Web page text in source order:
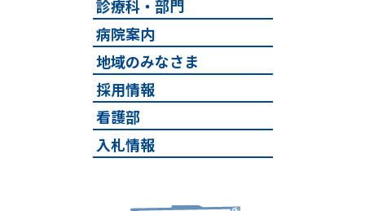
診療科・部門
病院案内
地域のみなさま
採用情報
看護部
入札情報